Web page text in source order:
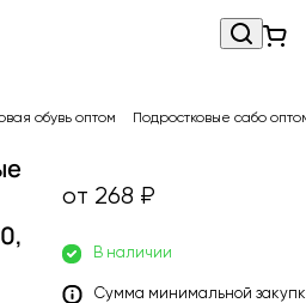
обувь оптом Подростковые сабо
от 268 ₽
В наличии
Сумма минимальной